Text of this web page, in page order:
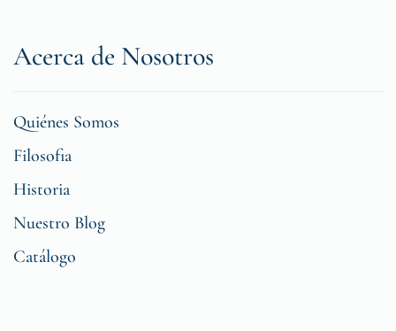
Acerca de Nosotros
Quiénes Somos
Filosofia
Historia
Nuestro Blog
Catálogo